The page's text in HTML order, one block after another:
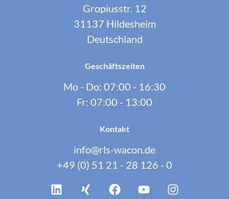
Gropiusstr. 12
31137 Hildesheim
Deutschland
Geschäftszeiten
Mo - Do: 07:00 - 16:30
Fr: 07:00 - 13:00
Kontakt
info@rls-wacon.de
+49 (0) 51 21 - 28 126 - 0